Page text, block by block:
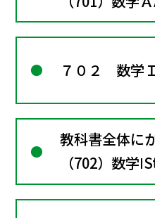
７０２ 数学
教科書全体に
（702）数学